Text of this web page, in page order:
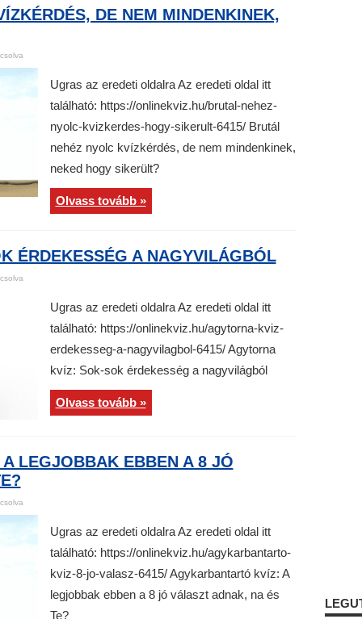
DE NEM MINDENKINEK,
Ugras az eredeti oldalra Az eredeti oldal itt
található: https://onlinekviz.hu/brutal-nehez-
nyolc-kvizkerdes-hogy-sikerult-6415/ Brutál
nehéz nyolc kvízkérdés, de nem mindenkinek,
neked hogy sikerült?
Olvass tovább »
ÉRDEKESSÉG A NAGYVILÁGBÓL
Ugras az eredeti oldalra Az eredeti oldal itt
található: https://onlinekviz.hu/agytorna-kviz-
erdekesseg-a-nagyvilagbol-6415/ Agytorna
kvíz: Sok-sok érdekesség a nagyvilágból
Olvass tovább »
LEGJOBBAK EBBEN A 8 JÓ
Ugras az eredeti oldalra Az eredeti oldal itt
található: https://onlinekviz.hu/agykarbantarto-
kviz-8-jo-valasz-6415/ Agykarbantartó kvíz: A
legjobbak ebben a 8 jó választ adnak, na és
Te?